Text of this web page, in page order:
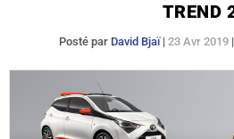
TREND
Posté par David Bjaï| 23 Avr 2019|